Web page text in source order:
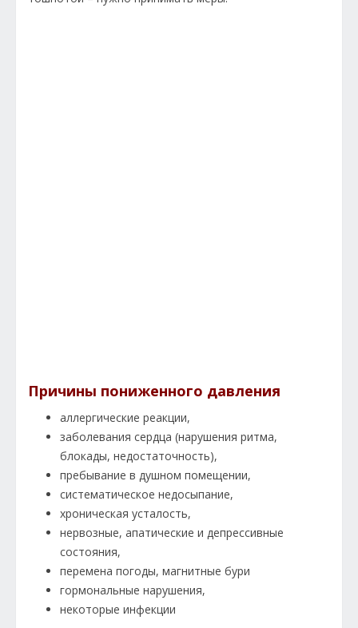
Причины пониженного давления
аллергические реакции,
заболевания сердца (нарушения ритма,
блокады, недостаточность),
пребывание в душном помещении,
систематическое недосыпание,
хроническая усталость,
нервозные, апатические и депрессивные
состояния,
перемена погоды, магнитные бури
гормональные нарушения,
некоторые инфекции